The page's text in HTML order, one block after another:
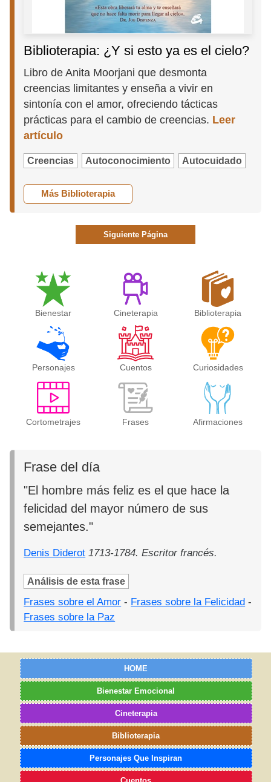
Biblioterapia: ¿Y si esto ya es el cielo?
Libro de Anita Moorjani que desmonta
creencias limitantes y enseña a vivir en
sintonía con el amor, ofreciendo tácticas
prácticas para el cambio de creencias. Leer
artículo
Creencias Autoconocimiento Autocuidado
Más Biblioterapia
Siguiente Página
Bienestar Cineterapia Biblioterapia
Personajes Cuentos Curiosidades
Cortometrajes Frases Afirmaciones
Frase del día
"El hombre más feliz es el que hace la
felicidad del mayor número de sus
semejantes."
Denis Diderot 1713-1784. Escritor francés.
Análisis de esta frase
Frases sobre el Amor - Frases sobre la Felicidad -
Frases sobre la Paz
HOME
Bienestar Emocional
Cineterapia
Biblioterapia
Personajes Que Inspiran